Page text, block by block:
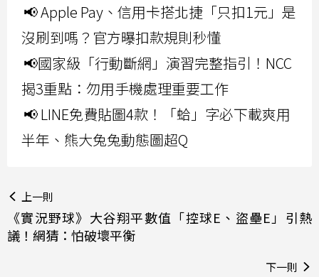
📢 Apple Pay、信用卡搭北捷「只扣1元」是
沒刷到嗎？官方曝扣款規則秒懂
📢國家級「行動斷網」演習完整指引！NCC
揭3重點：勿用手機處理重要工作
📢 LINE免費貼圖4款！「蛤」字必下載爽用
半年、熊大兔兔動態圖超Q
上一則
《實況野球》大谷翔平數值「控球E、盜壘E」引熱
議！網猜：怕破壞平衡
下一則